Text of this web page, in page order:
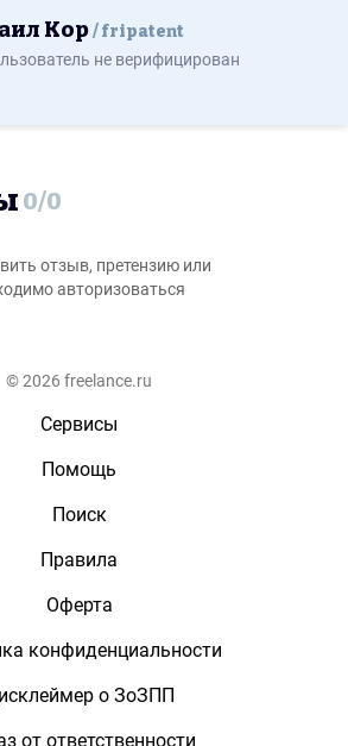
Кор fripatent
не верифицирован
0/0
отзыв, претензию или
авторизоваться
© 2026 freelance.ru
Сервисы
Помощь
Поиск
Правила
Оферта
конфиденциальности
о ЗоЗПП
от ответственности